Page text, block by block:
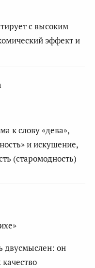
с высоким
эффект и
к слову «дева»,
и искушение,
(старомодность)
двусмыслен: он